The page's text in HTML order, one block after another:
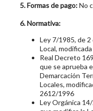
5. Formas de pago:No
6. Normativa:
Ley 7/1985, de 2
Local,
Real Decreto
que se aprueba
Demarcación
Locales,
2612/1996
Ley Orgánica